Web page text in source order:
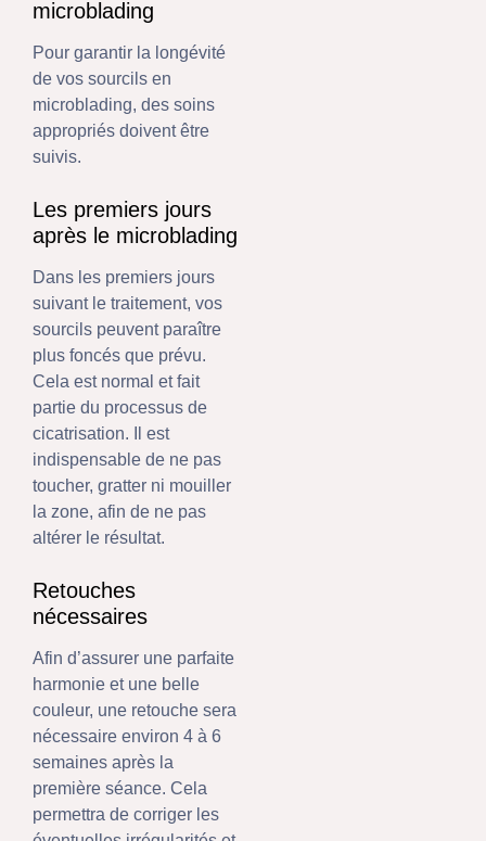
microblading
Pour garantir la longévité
de vos sourcils en
microblading, des soins
appropriés doivent être
suivis.
Les premiers jours
après le microblading
Dans les premiers jours
suivant le traitement, vos
sourcils peuvent paraître
plus foncés que prévu.
Cela est normal et fait
partie du processus de
cicatrisation. Il est
indispensable de ne pas
toucher, gratter ni mouiller
la zone, afin de ne pas
altérer le résultat.
Retouches
nécessaires
Afin d’assurer une parfaite
harmonie et une belle
couleur, une retouche sera
nécessaire environ 4 à 6
semaines après la
première séance. Cela
permettra de corriger les